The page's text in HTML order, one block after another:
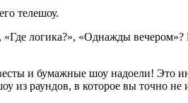
телешоу.
логика?», «Однажды
и бумажные шоу надоели! Это
из раундов, в которое вы точно не